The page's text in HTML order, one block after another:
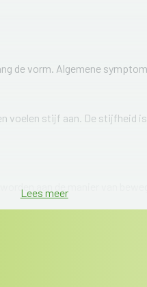
de vorm. Algemene
stijf aan. De stijfheid is
aan de manier van
Lees meer